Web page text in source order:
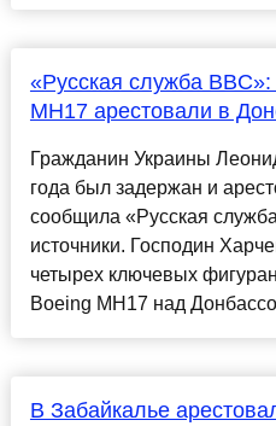
«Русская служба
MH17 арестовали в
Гражданин Украины
года был задержан и
сообщила «Русская
источники. Господин
четырех ключевых
Boeing MH17 над
В Забайкалье